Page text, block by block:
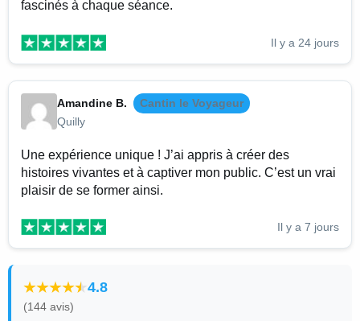
fascinés à chaque séance.
Il y a 24 jours
Amandine B.
Cantin le Voyageur
Quilly
Une expérience unique ! J’ai appris à créer des
histoires vivantes et à captiver mon public. C’est un vrai
plaisir de se former ainsi.
Il y a 7 jours
4.8
(144 avis)